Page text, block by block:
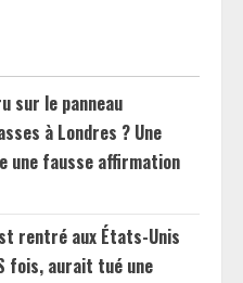
sur le panneau
à Londres ? Une
une fausse affirmation
rentré aux États-Unis
fois, aurait tué une